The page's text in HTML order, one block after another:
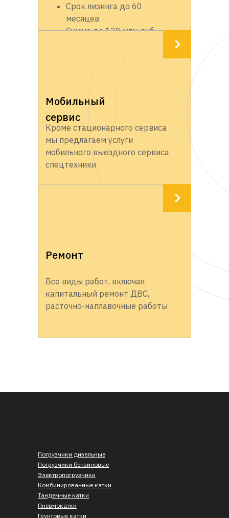
Срок лизинга до 60
месяцев
Сумма до 120 млн. руб.
Мобильный
сервис
Кроме стационарного сервиса
мы предлагаем услуги
мобильного выездного сервиса
спецтехники
Ремонт
Все виды работ, включая
капитальный ремонт ДВС,
расточно-наплавочные работы
Погрузчики дизельные
Погрузчики бензиновые
Электропогрузчики
Комбинированные катки
Грунтовые катки
Тандемные катки
Пневмокатки